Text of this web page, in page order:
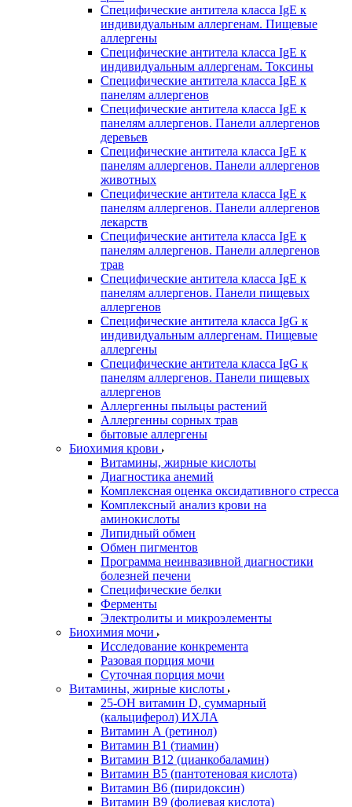
Специфические антитела класса IgE к
индивидуальным аллергенам. Пищевые
аллергены
Специфические антитела класса IgE к
индивидуальным аллергенам. Токсины
Специфические антитела класса IgE к
панелям аллергенов
Специфические антитела класса IgE к
панелям аллергенов. Панели аллергенов
деревьев
Специфические антитела класса IgE к
панелям аллергенов. Панели аллергенов
животных
Специфические антитела класса IgE к
панелям аллергенов. Панели аллергенов
лекарств
Специфические антитела класса IgE к
панелям аллергенов. Панели аллергенов
трав
Специфические антитела класса IgE к
панелям аллергенов. Панели пищевых
аллергенов
Специфические антитела класса IgG к
индивидуальным аллергенам. Пищевые
аллергены
Специфические антитела класса IgG к
панелям аллергенов. Панели пищевых
аллергенов
Аллергенны пыльцы растений
Аллергенны сорных трав
бытовые аллергены
Биохимия крови
Витамины, жирные кислоты
Диагностика анемий
Комплексная оценка оксидативного стресса
Комплексный анализ крови на
аминокислоты
Липидный обмен
Обмен пигментов
Программа неинвазивной диагностики
болезней печени
Специфические белки
Ферменты
Электролиты и микроэлементы
Биохимия мочи
Исследование конкремента
Разовая порция мочи
Суточная порция мочи
Витамины, жирные кислоты
25-OH витамин D, суммарный
(кальциферол) ИХЛА
Витамин А (ретинол)
Витамин В1 (тиамин)
Витамин В12 (цианкобаламин)
Витамин В5 (пантотеновая кислота)
Витамин В6 (пиридоксин)
Витамин В9 (фолиевая кислота)